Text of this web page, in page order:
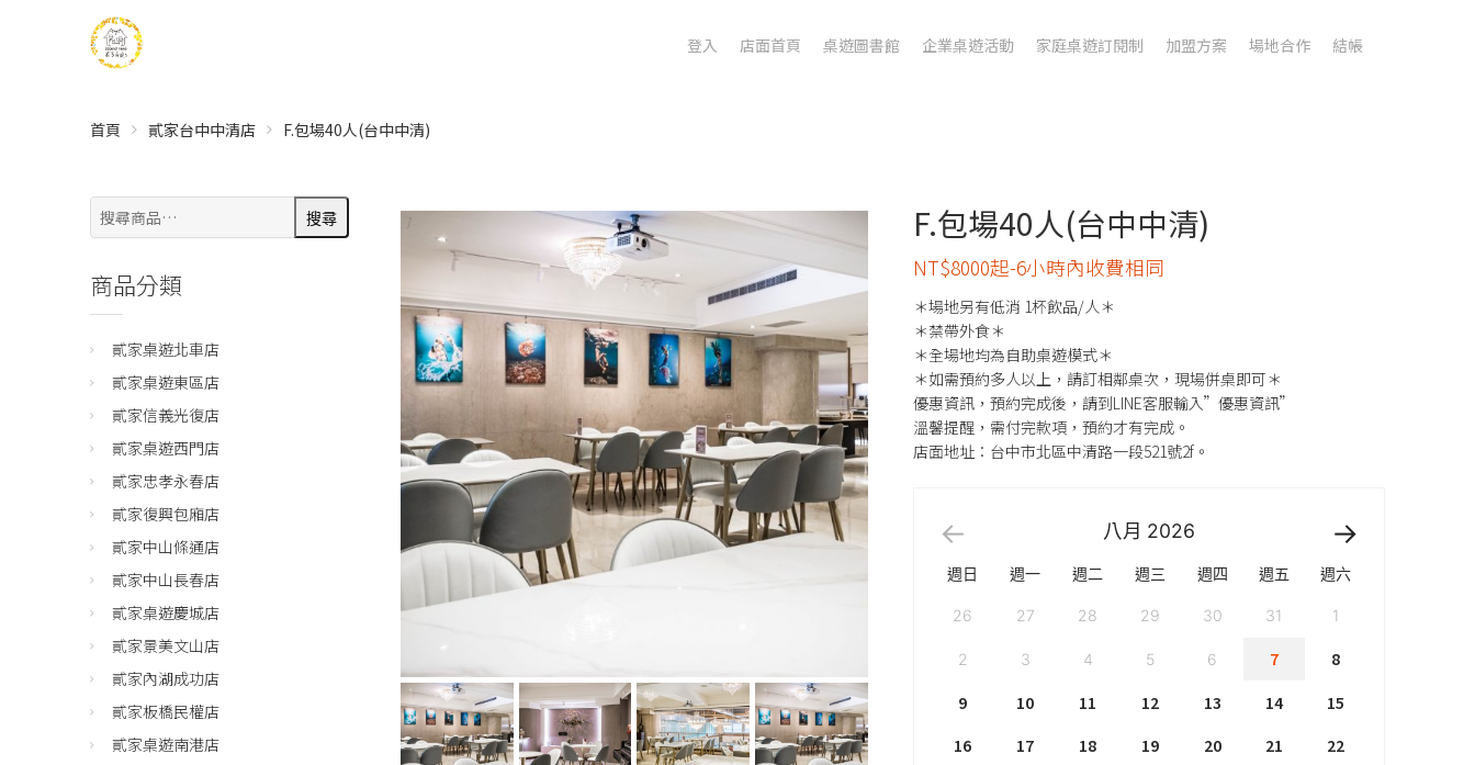
登入 店面首頁 桌遊圖書館 企業桌遊活動 家庭桌遊訂閱制 加盟方案 場地合作 結帳
首頁 貳家台中中清店 F.包場40人(台中中清)
F.包場40人(台中中清)
NT$8000起-6小時內收費相同
＊場地另有低消 1杯飲品/人＊
＊禁帶外食＊
＊全場地均為自助桌遊模式＊
＊如需預約多人以上，請訂相鄰桌次，現場併桌即可＊
優惠資訊，預約完成後，請到LINE客服輸入”優惠資訊”
溫馨提醒，需付完款項，預約才有完成。
店面地址：台中市北區中清路一段521號2f。
八月 2026
週日 週一 週二 週三 週四 週五 週六
26 27 28 29 30 31 1
2 3 4 5 6 7
8
9
10 11 12 13 14
15
16
17 18 19 20 21
22
搜
尋:
搜尋
商品分類
貳家桌遊北車店
貳家桌遊東區店
貳家信義光復店
貳家桌遊西門店
貳家忠孝永春店
貳家復興包廂店
貳家中山條通店
貳家中山長春店
貳家桌遊慶城店
貳家景美文山店
貳家內湖成功店
貳家板橋民權店
貳家桌遊南港店